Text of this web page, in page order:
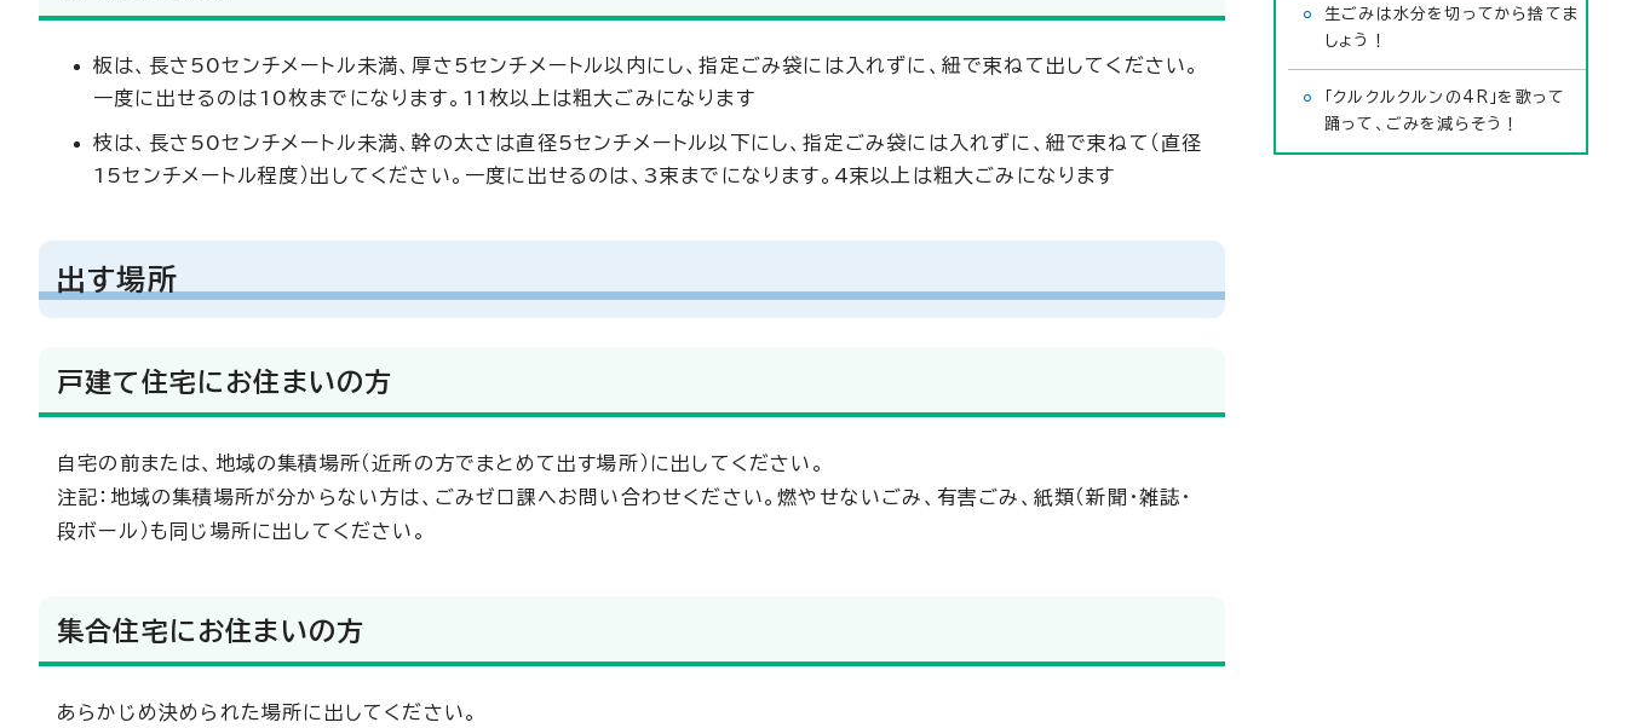
板は、長さ50センチメートル未満、厚さ5センチメートル以内にし、指定ごみ袋には入れずに、紐で束ねて出してください。
一度に出せるのは10枚までになります。11枚以上は粗大ごみになります
枝は、長さ50センチメートル未満、幹の太さは直径5センチメートル以下にし、指定ごみ袋には入れずに、紐で束ねて（直径
15センチメートル程度）出してください。一度に出せるのは、3束までになります。4束以上は粗大ごみになります
出す場所
戸建て住宅にお住まいの方
自宅の前または、地域の集積場所（近所の方でまとめて出す場所）に出してください。
注記：地域の集積場所が分からない方は、ごみゼロ課へお問い合わせください。燃やせないごみ、有害ごみ、紙類（新聞・雑誌・
段ボール）も同じ場所に出してください。
集合住宅にお住まいの方
あらかじめ決められた場所に出してください。
生ごみは水分を切ってから捨てま
しょう！
「クルクルクルンの4R」を歌って
踊って、ごみを減らそう！